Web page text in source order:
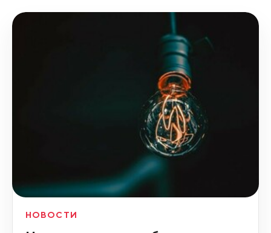
НОВОСТИ